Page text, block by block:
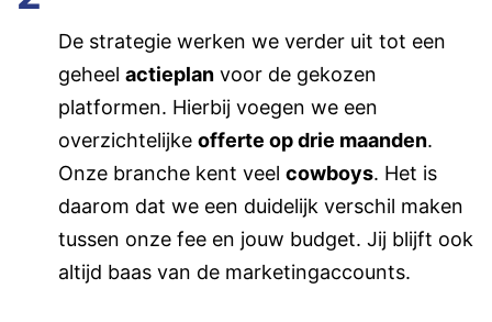
De strategie werken we verder uit tot een
geheel actieplanvoor de gekozen
platformen. Hierbij voegen we een
overzichtelijke offerte op drie maanden.
Onze branche kent veel cowboys. Het is
daarom dat we een duidelijk verschil maken
tussen onze fee en jouw budget. Jij blijft ook
altijd baas van de marketingaccounts.